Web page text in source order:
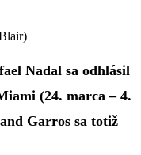
Nadal sa odhlásil
(24. marca – 4.
Garros sa totiž